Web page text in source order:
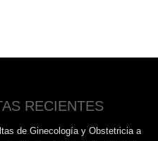
RECIENTES
de Ginecología y Obstetricia a